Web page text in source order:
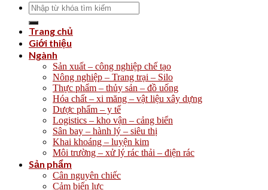
Search
for:
Trang chủ
Giới thiệu
Ngành
Sản xuất – công nghiệp chế tạo
Nông nghiệp – Trang trại – Silo
Thực phẩm – thủy sản – đồ uống
Hóa chất – xi măng – vật liệu xây dựng
Dược phẩm – y tế
Logistics – kho vận – cảng biển
Sân bay – hành lý – siêu thị
Khai khoáng – luyện kim
Môi trường – xử lý rác thải – điện rác
Sản phẩm
Cân nguyên chiếc
Cảm biến lực